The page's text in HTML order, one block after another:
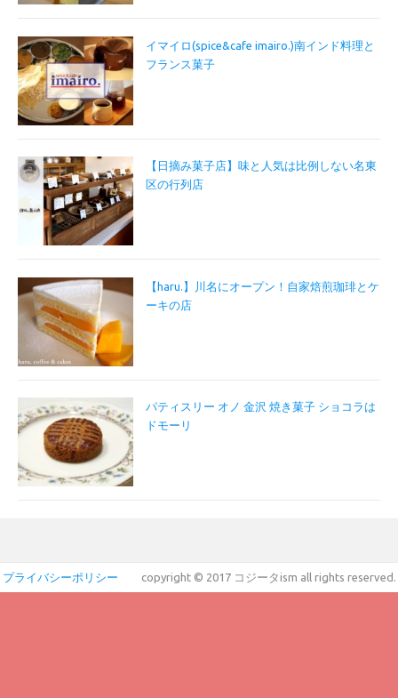
イマイロ(spice&cafe imairo.)南インド料理と
フランス菓子
【日摘み菓子店】味と人気は比例しない名東
区の行列店
【haru.】川名にオープン！自家焙煎珈琲とケ
ーキの店
パティスリー オノ 金沢 焼き菓子 ショコラは
ドモーリ
プライバシーポリシー copyright © 2017 コジータism all rights reserved.